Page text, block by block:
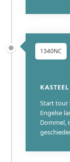
1340NC
Start tour
Engelse
Dommel,